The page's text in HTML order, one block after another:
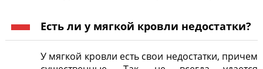
Есть ли у мягкой кровли недостатки?
У мягкой кровли есть свои недостатки, причем